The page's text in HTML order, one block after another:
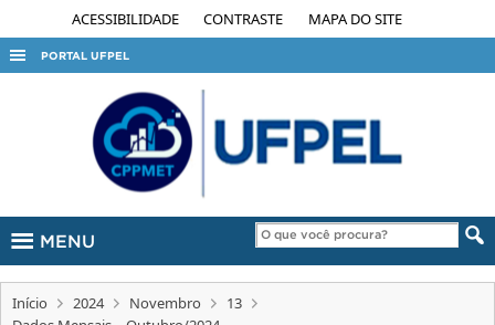
ACESSIBILIDADE CONTRASTE MAPA DO SITE
PORTAL UFPEL
ACESSO À INFORMAÇÃO
AUDITORIA
EDITAIS
INTERNACIONAL
OUVIDORIA
MENU
Início 2024 Novembro
13